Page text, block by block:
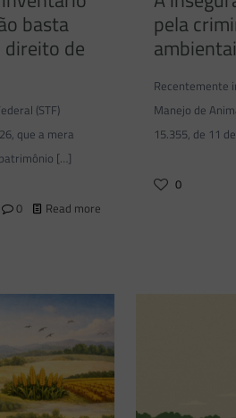
basta
de
(STF)
que a mera
[…]
0 Read more
pela
Recentemente
Manejo de
15.355, de 11
0